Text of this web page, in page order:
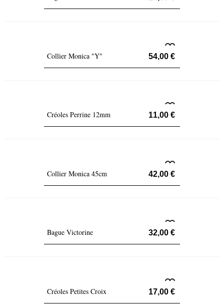
Collier Monica "Y" 54,00 €
Créoles Perrine 12mm 11,00 €
Collier Monica 45cm 42,00 €
Bague Victorine 32,00 €
Créoles Petites Croix 17,00 €